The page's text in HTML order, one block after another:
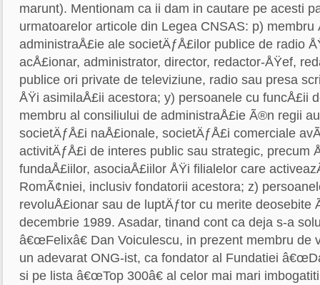
marunt). Mentionam ca ii dam in cautare pe acesti
urmatoarelor articole din Legea CNSAS: p)
administraÅ£ie ale societÄƒÅ£ilor publice de radio
acÅ£ionar, administrator, director, redactor-ÅŸef,
publice ori private de televiziune, radio sau presa
ÅŸi asimilaÅ£ii acestora; y) persoanele cu funcÅ£ii
membru al consiliului de administraÅ£ie Ã®n regii
societÄƒÅ£i naÅ£ionale, societÄƒÅ£i comerciale
activitÄƒÅ£i de interes public sau strategic, precum
fundaÅ£iilor, asociaÅ£iilor ÅŸi filialelor care
RomÃ¢niei, inclusiv fondatorii acestora; z)
revoluÅ£ionar sau de luptÄƒtor cu merite deosebite
decembrie 1989. Asadar, tinand cont ca deja s-a
â€œFelixâ€ Dan Voiculescu, in prezent membru de
un adevarat ONG-ist, ca fondator al Fundatiei
si pe lista â€œTop 300â€ al celor mai mari